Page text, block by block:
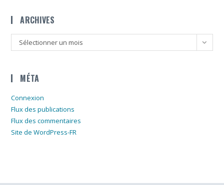
ARCHIVES
Archives
Sélectionner un mois
MÉTA
Connexion
Flux des publications
Flux des commentaires
Site de WordPress-FR